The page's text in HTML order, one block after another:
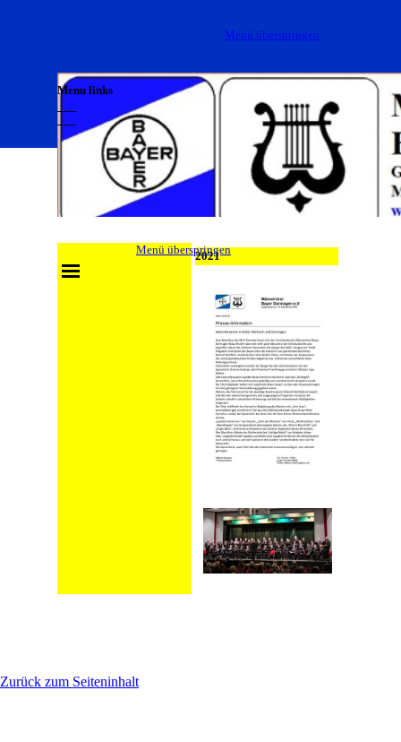
Menü überspringen
Menu links
___
Menü überspringen
2021
Zurück zum Seiteninhalt